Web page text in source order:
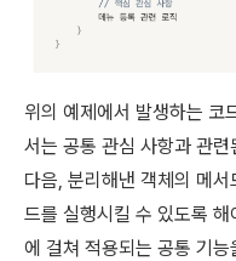
위의 예제에서 발생하는 코
서는 공통 관심 사항과 관
다음, 분리해낸 객체의 메
드를 실행시킬 수 있도록
에 걸쳐 적용되는 공통 기